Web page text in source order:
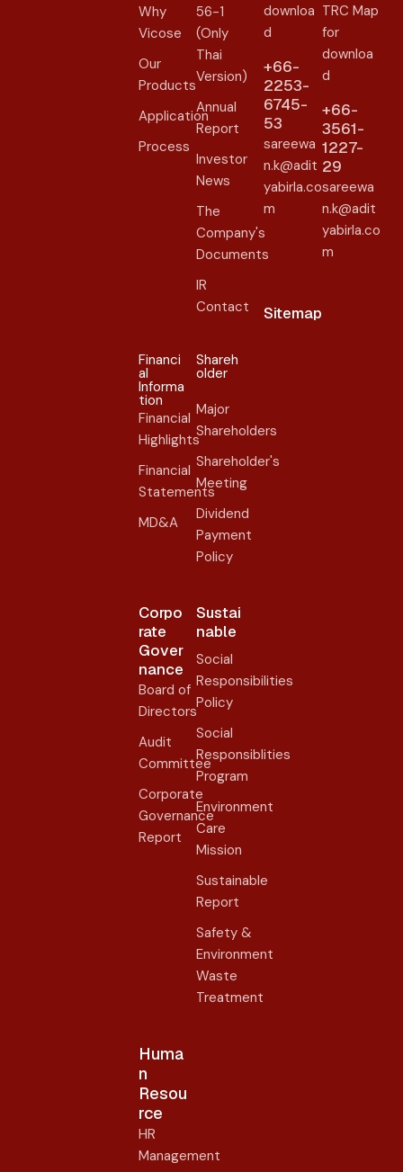
Why
Vicose
Our
Products
Application
Process
56-1
(Only
Thai
Version)
Annual
Report
Investor
News
The
Company's
Documents
IR
Contact
Financi
al
Informa
tion
Financial
Highlights
Financial
Statements
MD&A
Shareh
older​
Major
Shareholders
Shareholder's
Meeting
Dividend
Payment
Policy
Corpo
rate
Gover
nance​
Board of
Directors
Audit
Committee
Corporate
Governance
Report
Sustai
nable
Social
Responsibilities
Policy
Social
Responsiblities
Program
Environment
Care
Mission
Sustainable
Report
Safety &
Environment
Waste
Treatment
Huma
n
Resou
rce
HR
Management
downloa
d
+66-
2253-
6745-
53
sareewa
n.k@adit
yabirla.co
m
TRC Map
for
downloa
d
+66-
3561-
1227-
29
sareewa
n.k@adit
yabirla.co
m
Sitemap